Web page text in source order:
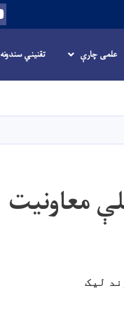
علمی چارې تقنيني سندونه
معاونیت
لیک